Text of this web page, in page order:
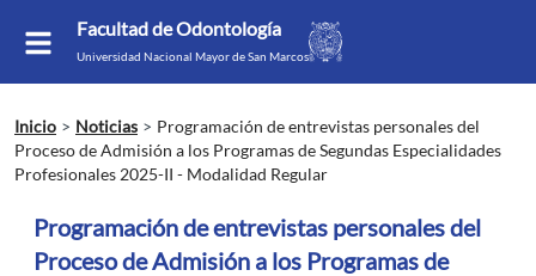
Facultad de Odontología
Universidad Nacional Mayor de San Marcos
Inicio Noticias
Programación de entrevistas personales del
Proceso de Admisión a los Programas de Segundas Especialidades
Profesionales 2025-II - Modalidad Regular
Programación de entrevistas personales del
Proceso de Admisión a los Programas de